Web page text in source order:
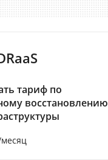
тариф по
восстановлению